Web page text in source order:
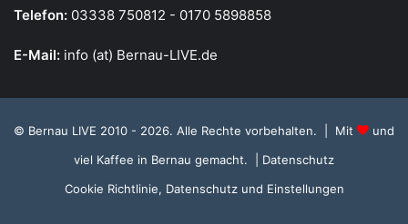
Telefon: 03338 750812 - 0170 5898858
E-Mail: info (at) Bernau-LIVE.de
© Bernau LIVE 2010 - 2026. Alle Rechte vorbehalten. | Mit
und
viel Kaffee in Bernau gemacht.
| Datenschutz
Cookie Richtlinie, Datenschutz und Einstellungen